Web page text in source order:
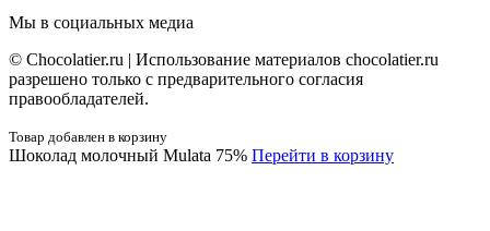
Мы в социальных медиа
© Сhocolatier.ru | Использование материалов chocolatier.ru
разрешено только с предварительного согласия
правообладателей.
Товар добавлен в корзину
Шоколад молочный Mulata 75% Перейти в корзину